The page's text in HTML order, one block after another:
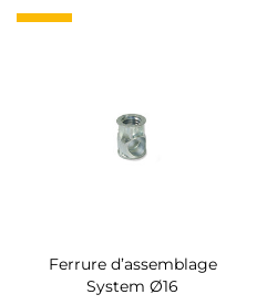
Ferrure d’assemblage
System Ø16